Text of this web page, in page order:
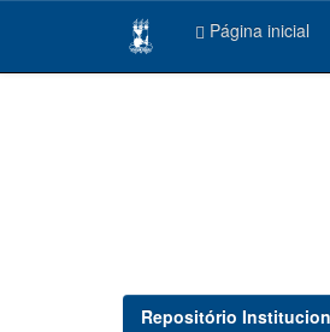
Página inicial
Repositório